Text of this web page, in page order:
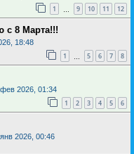
1 9 10 11 12
с 8 Марта!!!
18:48
1 5 6 7 8
2026, 01:34
1 2 3 4 5 6
2026, 00:46